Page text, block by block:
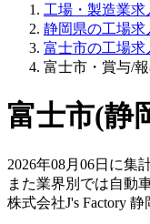
工場・製造業求
静岡県の工場求
富士市の工場求
富士市・賞与/
富士市(静
2026年08月06日に集
また業界別では自動
株式会社J's Factory